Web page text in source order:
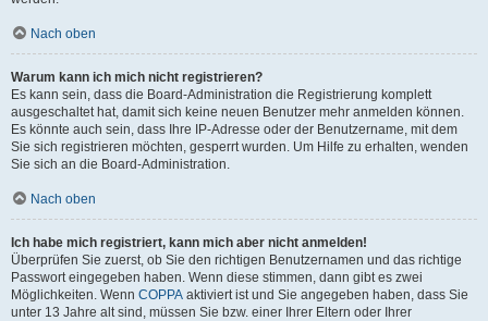
Nach oben
Warum kann ich mich nicht registrieren?
Es kann sein, dass die Board-Administration die Registrierung komplett
ausgeschaltet hat, damit sich keine neuen Benutzer mehr anmelden können.
Es könnte auch sein, dass Ihre IP-Adresse oder der Benutzername, mit dem
Sie sich registrieren möchten, gesperrt wurden. Um Hilfe zu erhalten, wenden
Sie sich an die Board-Administration.
Nach oben
Ich habe mich registriert, kann mich aber nicht anmelden!
Überprüfen Sie zuerst, ob Sie den richtigen Benutzernamen und das richtige
Passwort eingegeben haben. Wenn diese stimmen, dann gibt es zwei
Möglichkeiten. Wenn COPPA aktiviert ist und Sie angegeben haben, dass Sie
unter 13 Jahre alt sind, müssen Sie bzw. einer Ihrer Eltern oder Ihrer